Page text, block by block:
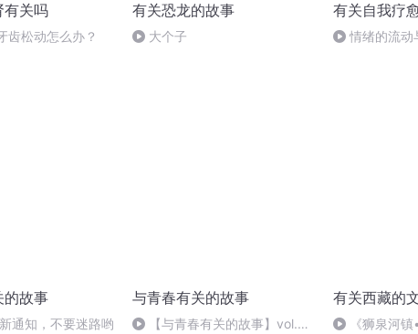
有关吗
齿松动怎么办？
有关恐龙的故事
大个子
有关自我疗
情绪的流动
的故事
通知，不要迷路哟
与青春有关的故事
【与青春有关的故事】vol.95
有关西藏的
《狮泉河